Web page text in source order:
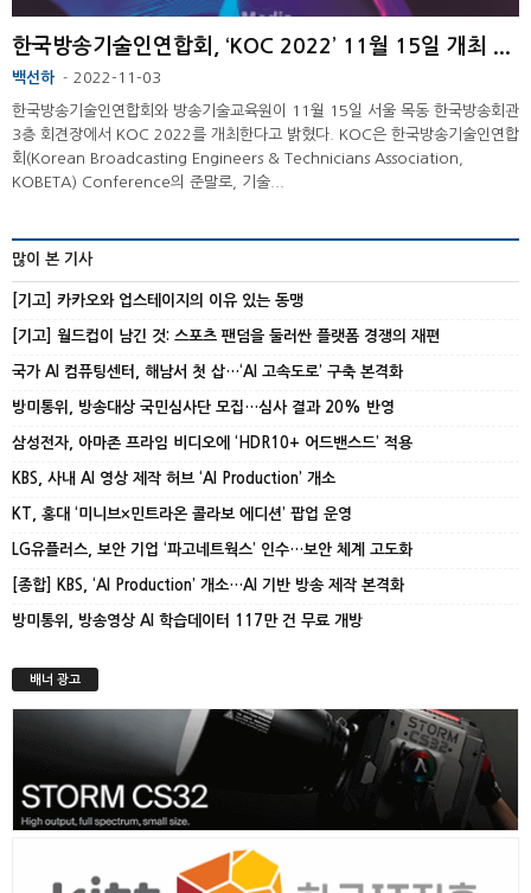
한국방송기술인연합회, ‘KOC 2022’ 11월 15일 개최 ...
백선하 - 2022-11-03
한국방송기술인연합회와 방송기술교육원이 11월 15일 서울 목동 한국방송회관
3층 회견장에서 KOC 2022를 개최한다고 밝혔다. KOC은 한국방송기술인연합
회(Korean Broadcasting Engineers & Technicians Association,
KOBETA) Conference의 준말로, 기술...
많이 본 기사
[기고] 카카오와 업스테이지의 이유 있는 동맹
[기고] 월드컵이 남긴 것: 스포츠 팬덤을 둘러싼 플랫폼 경쟁의 재편
국가 AI 컴퓨팅센터, 해남서 첫 삽…‘AI 고속도로’ 구축 본격화
방미통위, 방송대상 국민심사단 모집…심사 결과 20% 반영
삼성전자, 아마존 프라임 비디오에 ‘HDR10+ 어드밴스드’ 적용
KBS, 사내 AI 영상 제작 허브 ‘AI Production’ 개소
KT, 홍대 ‘미니브×민트라온 콜라보 에디션’ 팝업 운영
LG유플러스, 보안 기업 ‘파고네트웍스’ 인수…보안 체계 고도화
[종합] KBS, ‘AI Production’ 개소…AI 기반 방송 제작 본격화
방미통위, 방송영상 AI 학습데이터 117만 건 무료 개방
배너 광고